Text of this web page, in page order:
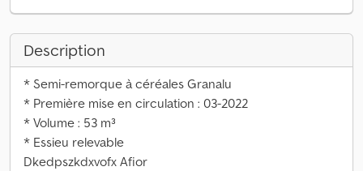
Description
* Semi-remorque à céréales Granalu
* Première mise en circulation : 03-2022
* Volume : 53 m³
* Essieu relevable
Dkedpszkdxvofx Afior